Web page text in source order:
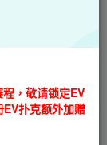
版|EV扑克娱
|EV扑克娱
，敬请锁定EV
扑克额外加赠